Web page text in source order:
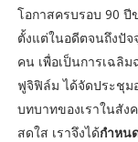
โอกาสครบรอบ 90
ตั้งแต่ในอดีตจนถึงปั
คน เพื่อเป็นการเฉลิ
ฟูจิฟิล์ม ได้จัดประชุม
บทบาทของเราในสัง
สดใส เราจึงได้กำหน